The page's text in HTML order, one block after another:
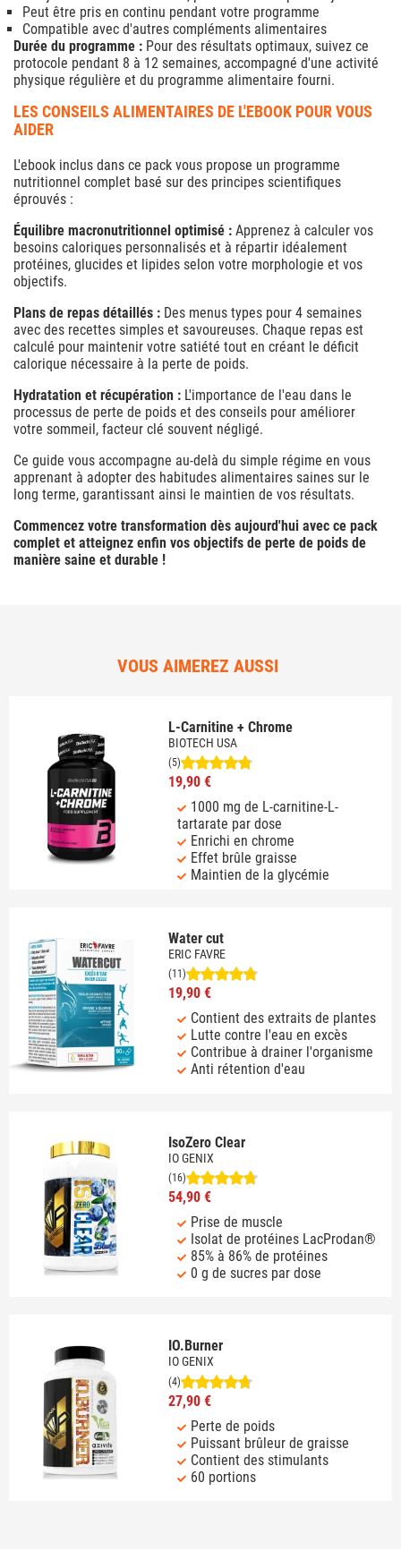
Peut être pris en continu pendant votre programme
Compatible avec d'autres compléments alimentaires
Durée du programme : Pour des résultats optimaux, suivez ce
protocole pendant 8 à 12 semaines, accompagné d'une activité
physique régulière et du programme alimentaire fourni.
LES CONSEILS ALIMENTAIRES DE L'EBOOK POUR VOUS
AIDER
L'ebook inclus dans ce pack vous propose un programme
nutritionnel complet basé sur des principes scientifiques
éprouvés :
Équilibre macronutritionnel optimisé : Apprenez à calculer vos
besoins caloriques personnalisés et à répartir idéalement
protéines, glucides et lipides selon votre morphologie et vos
objectifs.
Plans de repas détaillés : Des menus types pour 4 semaines
avec des recettes simples et savoureuses. Chaque repas est
calculé pour maintenir votre satiété tout en créant le déficit
calorique nécessaire à la perte de poids.
Hydratation et récupération : L'importance de l'eau dans le
processus de perte de poids et des conseils pour améliorer
votre sommeil, facteur clé souvent négligé.
Ce guide vous accompagne au-delà du simple régime en vous
apprenant à adopter des habitudes alimentaires saines sur le
long terme, garantissant ainsi le maintien de vos résultats.
Commencez votre transformation dès aujourd'hui avec ce pack
complet et atteignez enfin vos objectifs de perte de poids de
manière saine et durable !
VOUS AIMEREZ AUSSI
L-Carnitine + Chrome
BIOTECH USA
(5)
19,90 €
1000 mg de L-carnitine-L-
tartarate par dose
Enrichi en chrome
Effet brûle graisse
Maintien de la glycémie
Water cut
ERIC FAVRE
(11)
19,90 €
Contient des extraits de plantes
Lutte contre l'eau en excès
Contribue à drainer l'organisme
Anti rétention d'eau
IsoZero Clear
IO GENIX
(16)
54,90 €
Prise de muscle
Isolat de protéines LacProdan®
85% à 86% de protéines
0 g de sucres par dose
IO.Burner
IO GENIX
(4)
27,90 €
Perte de poids
Puissant brûleur de graisse
Contient des stimulants
60 portions